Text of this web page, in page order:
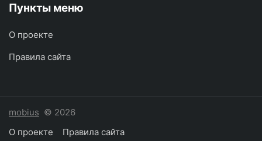
Пункты меню
О проекте
Правила сайта
mobius © 2026
О проекте
Правила сайта